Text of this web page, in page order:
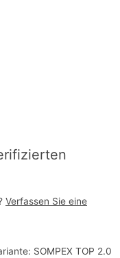
Verfassen Sie eine
SOMPEX TOP 2.0